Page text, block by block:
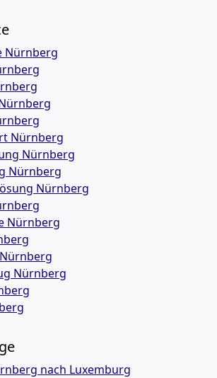
Nürnberg
Nürnberg
Nürnberg
Nürnberg
Nürnberg
Nürnberg
Nürnberg
nach Luxemburg